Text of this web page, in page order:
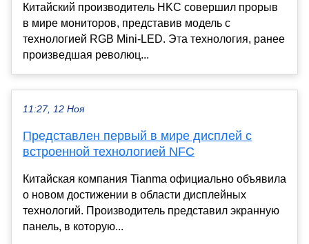
Китайский производитель HKC совершил прорыв
в мире мониторов, представив модель с
технологией RGB Mini-LED. Эта технология, ранее
произведшая революц...
11:27, 12 Ноя
Представлен первый в мире дисплей с
встроенной технологией NFC
Китайская компания Tianma официально объявила
о новом достижении в области дисплейных
технологий. Производитель представил экранную
панель, в которую...